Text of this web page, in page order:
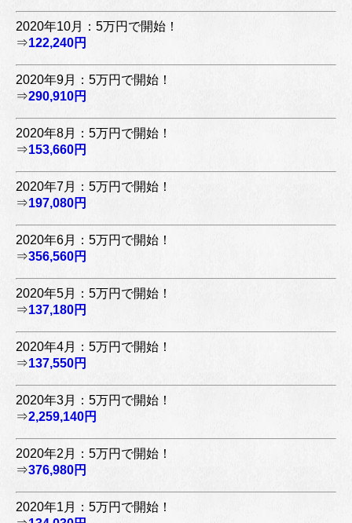
2020年10月：5万円で開始！
⇒122,240円
2020年9月：5万円で開始！
⇒290,910円
2020年8月：5万円で開始！
⇒153,660円
2020年7月：5万円で開始！
⇒197,080円
2020年6月：5万円で開始！
⇒356,560円
2020年5月：5万円で開始！
⇒137,180円
2020年4月：5万円で開始！
⇒137,550円
2020年3月：5万円で開始！
⇒2,259,140円
2020年2月：5万円で開始！
⇒376,980円
2020年1月：5万円で開始！